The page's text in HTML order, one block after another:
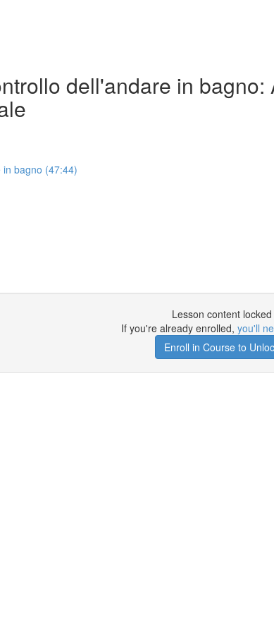
dell'andare in
bagno (47:44)
Lesson content locked
If you're already enrolled, you'll
Enroll in Course to